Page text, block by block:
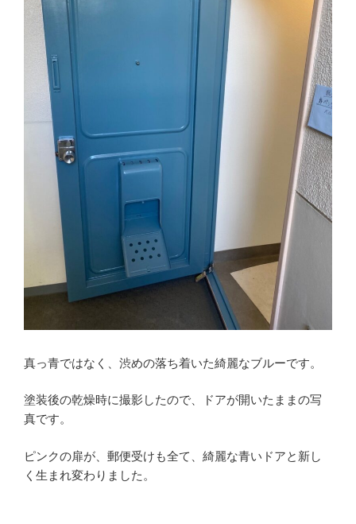
真っ青ではなく、渋めの落ち着いた綺麗なブルーです。
塗装後の乾燥時に撮影したので、ドアが開いたままの写
真です。
ピンクの扉が、郵便受けも全て、綺麗な青いドアと新し
く生まれ変わりました。